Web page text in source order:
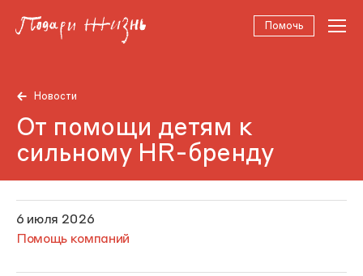
Помочь
Новости
От помощи детям к
сильному HR-бренду
6 июля 2026
Помощь компаний